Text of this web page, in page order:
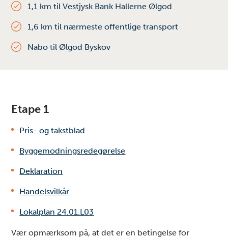
1,1 km til Vestjysk Bank Hallerne Ølgod
1,6 km til nærmeste offentlige transport
Nabo til Ølgod Byskov
Etape 1
Pris- og takstblad
Byggemodningsredegørelse
Deklaration
Handelsvilkår
Lokalplan 24.01.L03
Vær opmærksom på, at det er en betingelse for